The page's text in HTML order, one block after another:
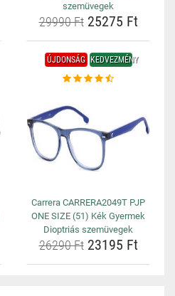
szemüvegek
29990 Ft25275 Ft
ÚJDONSÁG KEDVEZMÉNY
Carrera CARRERA2049T PJP
ONE SIZE (51) Kék Gyermek
Dioptriás szemüvegek
26290 Ft23195 Ft